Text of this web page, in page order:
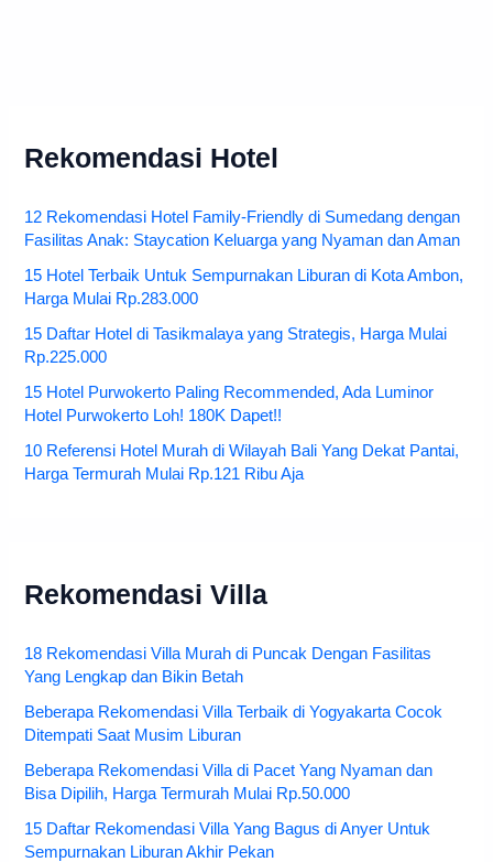
Rekomendasi Hotel
12 Rekomendasi Hotel Family-Friendly di Sumedang dengan
Fasilitas Anak: Staycation Keluarga yang Nyaman dan Aman
15 Hotel Terbaik Untuk Sempurnakan Liburan di Kota Ambon,
Harga Mulai Rp.283.000
15 Daftar Hotel di Tasikmalaya yang Strategis, Harga Mulai
Rp.225.000
15 Hotel Purwokerto Paling Recommended, Ada Luminor
Hotel Purwokerto Loh! 180K Dapet!!
10 Referensi Hotel Murah di Wilayah Bali Yang Dekat Pantai,
Harga Termurah Mulai Rp.121 Ribu Aja
Rekomendasi Villa
18 Rekomendasi Villa Murah di Puncak Dengan Fasilitas
Yang Lengkap dan Bikin Betah
Beberapa Rekomendasi Villa Terbaik di Yogyakarta Cocok
Ditempati Saat Musim Liburan
Beberapa Rekomendasi Villa di Pacet Yang Nyaman dan
Bisa Dipilih, Harga Termurah Mulai Rp.50.000
15 Daftar Rekomendasi Villa Yang Bagus di Anyer Untuk
Sempurnakan Liburan Akhir Pekan